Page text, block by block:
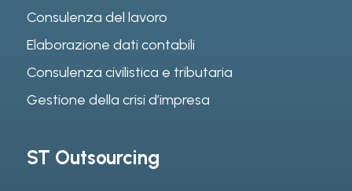
Consulenza del lavoro
Elaborazione dati contabili
Consulenza civilistica e tributaria
Gestione della crisi d’impresa
ST Outsourcing